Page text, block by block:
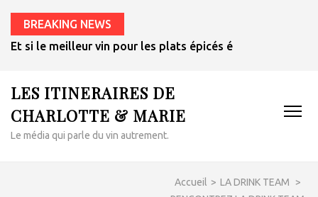
BREAKING NEWS
Et si le meilleur vin pour les plats épicés était un rosé de
LES ITINERAIRES DE
CHARLOTTE & MARIE
Le média qui parle du vin autrement.
Accueil > LA DRINK TEAM
>